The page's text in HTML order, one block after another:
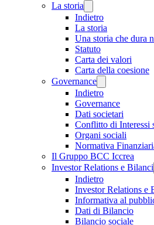
La storia
Indietro
La storia
Una storia che dura
Statuto
Carta dei valori
Carta della coesione
Governance
Indietro
Governance
Dati societari
Conflitto di Interessi
Organi sociali
Normativa
Il Gruppo BCC Iccrea
Investor Relations e Bilanci
Indietro
Investor Relations e
Informativa al
Dati di Bilancio
Bilancio sociale